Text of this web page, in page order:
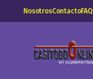
NosotrosContactoFAQ